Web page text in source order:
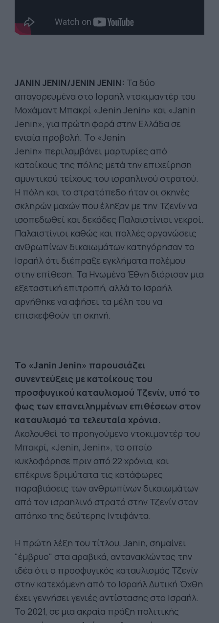
JANIN JENIN/JENIN JENIN: Τα δύο
απαγορευμένα στο Ισραήλ ντοκιμαντέρ του
Μοχάμαντ Μπακρί «Jenin Jenin» και «Janin
Jenin», για πρώτη φορά στην Ελλάδα σε
ενιαία προβολή. Tο «Jenin
Jenin» περιλαμβάνει μαρτυρίες από
κατοίκους της πόλης μετά την επιχείρηση
αμυντικού τείχους του ισραηλινού στρατού.
Η πόλη και το στρατόπεδο ήταν οι σκηνές
σκληρών μαχών που έληξαν με την Τζενίν να
ισοπεδωθεί και δεκάδες Παλαιστίνιοι νεκροί.
Παλαιστίνιοι καθώς και πολλές οργανώσεις
ανθρωπίνων δικαιωμάτων κατηγόρησαν το
Ισραήλ ότι διέπραξε εγκλήματα πολέμου
στην επίθεση. Τα Ηνωμένα Έθνη διόρισαν μια
εξεταστική επιτροπή, αλλά το Ισραήλ
αρνήθηκε να αφήσει τα μέλη του να
επισκεφθούν τη σκηνή.
Το «Janin Jenin» παρουσιάζει
συνεντεύξεις με κατοίκους του
προσφυγικού καταυλισμού Τζενίν, υπό το
φως των επανειλημμένων επιθέσεων στον
καταυλισμό τα τελευταία χρόνια.
Ακολουθεί το προηγούμενο ντοκιμαντέρ του
Μπακρί, «Jenin, Jenin», το οποίο
κυκλοφόρησε πριν από 22 χρόνια, και
επέκρινε δριμύτατα τις κατάφωρες
παραβιάσεις των ανθρωπίνων δικαιωμάτων
από τον ισραηλινό στρατό στην Τζενίν στον
απόηχο της δεύτερης Ιντιφάντα.
Η πρώτη λέξη του τίτλου, Janin, σημαίνει
"έμβρυο" στα αραβικά, αντανακλώντας την
ιδέα ότι ο προσφυγικός καταυλισμός Τζενίν
στην κατεχόμενη από το Ισραήλ Δυτική Όχθη
έχει γεννήσει γενιές αντίστασης στο Ισραήλ.
Το 2021, σε μια ακραία πράξη πολιτικής